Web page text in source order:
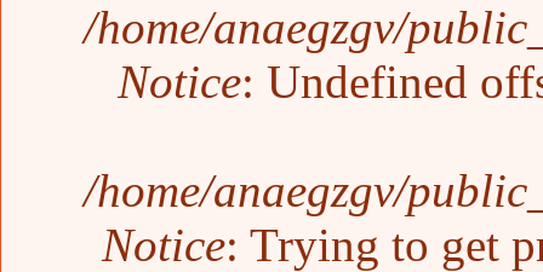
/home/anaegzgv/
Notice: Undefined
/home/anaegzgv/
Notice: Trying to get